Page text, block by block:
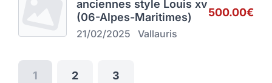
anciennes style Louis xv
(06-Alpes-Maritimes)
21/02/2025 Vallauris
500.00€
1 2 3